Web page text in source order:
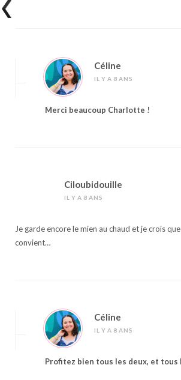
Céline
IL Y A 8 ANS
Merci beaucoup Charlotte !
Ciloubidouille
IL Y A 8 ANS
Je garde encore le mien au chaud et je crois
convient…
Céline
IL Y A 8 ANS
Profitez bien tous les deux, et tous